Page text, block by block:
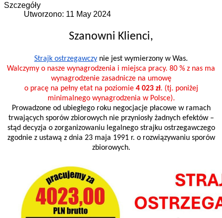
Szczegóły
Utworzono: 11 May 2024
Szanowni Klienci,
Strajk ostrzegawczy nie jest wymierzony w Was.
Walczymy o nasze wynagrodzenia i miejsca pracy. 80 % z nas ma
wynagrodzenie zasadnicze na umowę
o pracę na pełny etat na poziomie 4 023 zł. (tj. poniżej
minimalnego wynagrodzenia w Polsce).
Prowadzone od ubiegłego roku negocjacje płacowe w ramach
trwających sporów zbiorowych nie przyniosły żadnych efektów –
stąd decyzja o zorganizowaniu legalnego strajku ostrzegawczego
zgodnie z ustawą z dnia 23 maja 1991 r. o rozwiązywaniu sporów
zbiorowych.